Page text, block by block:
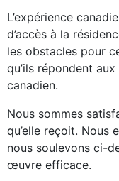
L’expérience
d’accès à la
les obstacles pour
qu’ils répondent
canadien.
Nous sommes
qu’elle reçoit. Nous
nous soulevons ci-
œuvre efficace.